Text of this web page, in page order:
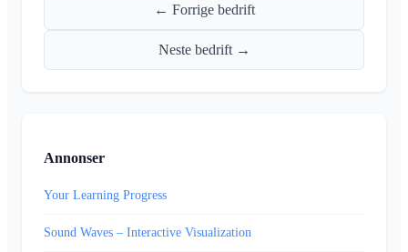
← Forrige bedrift
Neste bedrift →
Annonser
Your Learning Progress
Sound Waves – Interactive Visualization